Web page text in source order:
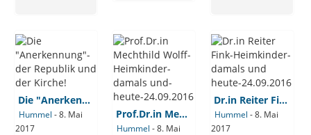
Die "Anerkennung"- der Republik und der Kirche!
Hummel -8. Mai
2017
Prof.Dr.in Mechthild Wolff-Heimkinder-damals und-heute-24.09.2016
Hummel -8. Mai
Dr.in Reiter Fink-Heimkinder-damals und heute-24.09.2016
Hummel -8. Mai
2017